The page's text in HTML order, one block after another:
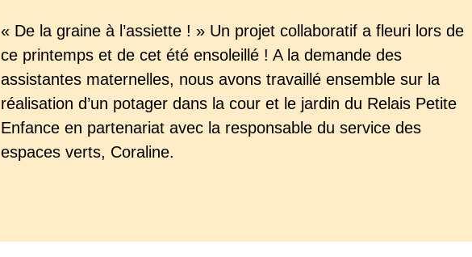
« De la graine à l’assiette ! » Un projet collaboratif a fleuri lors de
ce printemps et de cet été ensoleillé ! A la demande des
assistantes maternelles, nous avons travaillé ensemble sur la
réalisation d’un potager dans la cour et le jardin du Relais Petite
Enfance en partenariat avec la responsable du service des
espaces verts, Coraline.